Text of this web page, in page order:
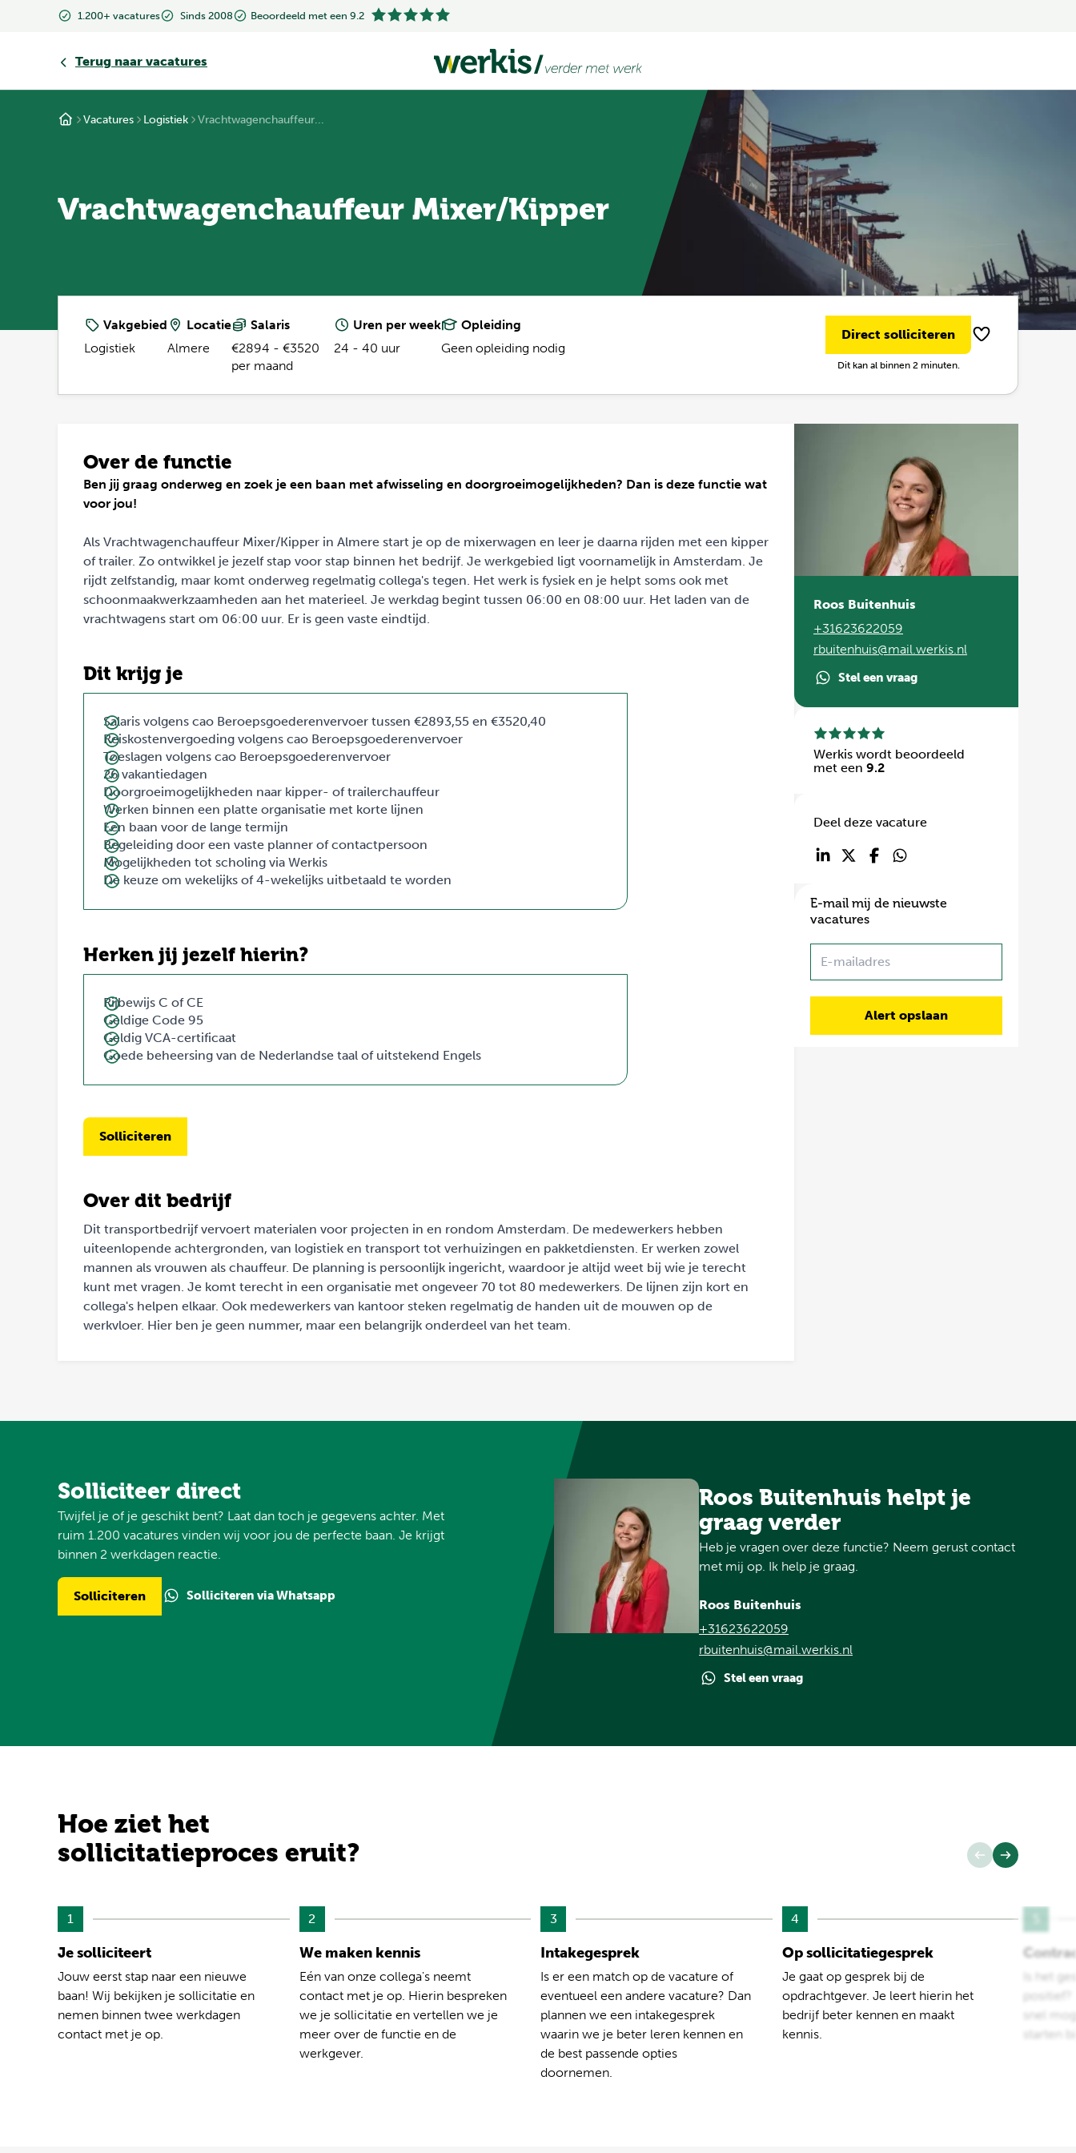
1.200+ vacatures Sinds 2008 Beoordeeld met een 9.2
Terug naar vacatures
Vacatures Logistiek Vrachtwagenchauffeur...
Vrachtwagenchauffeur Mixer/Kipper
Vakgebied
Logistiek
Locatie
Almere
Salaris
€2894 - €3520
per maand
Uren per week
24 - 40 uur
Opleiding
Geen opleiding nodig
Direct solliciteren
Dit kan al binnen 2 minuten.
Over de functie
Ben jij graag onderweg en zoek je een baan met afwisseling en doorgroeimogelijkheden? Dan is deze functie wat
voor jou!
Als Vrachtwagenchauffeur Mixer/Kipper in Almere start je op de mixerwagen en leer je daarna rijden met een kipper
of trailer. Zo ontwikkel je jezelf stap voor stap binnen het bedrijf. Je werkgebied ligt voornamelijk in Amsterdam. Je
rijdt zelfstandig, maar komt onderweg regelmatig collega's tegen. Het werk is fysiek en je helpt soms ook met
schoonmaakwerkzaamheden aan het materieel. Je werkdag begint tussen 06:00 en 08:00 uur. Het laden van de
vrachtwagens start om 06:00 uur. Er is geen vaste eindtijd.
Dit krijg je
Salaris volgens cao Beroepsgoederenvervoer tussen €2893,55 en €3520,40
Reiskostenvergoeding volgens cao Beroepsgoederenvervoer
Toeslagen volgens cao Beroepsgoederenvervoer
26 vakantiedagen
Doorgroeimogelijkheden naar kipper- of trailerchauffeur
Werken binnen een platte organisatie met korte lijnen
Een baan voor de lange termijn
Begeleiding door een vaste planner of contactpersoon
Mogelijkheden tot scholing via Werkis
De keuze om wekelijks of 4-wekelijks uitbetaald te worden
Herken jij jezelf hierin?
Rijbewijs C of CE
Geldige Code 95
Geldig VCA-certificaat
Goede beheersing van de Nederlandse taal of uitstekend Engels
Solliciteren
Over dit bedrijf
Dit transportbedrijf vervoert materialen voor projecten in en rondom Amsterdam. De medewerkers hebben
uiteenlopende achtergronden, van logistiek en transport tot verhuizingen en pakketdiensten. Er werken zowel
mannen als vrouwen als chauffeur. De planning is persoonlijk ingericht, waardoor je altijd weet bij wie je terecht
kunt met vragen. Je komt terecht in een organisatie met ongeveer 70 tot 80 medewerkers. De lijnen zijn kort en
collega's helpen elkaar. Ook medewerkers van kantoor steken regelmatig de handen uit de mouwen op de
werkvloer. Hier ben je geen nummer, maar een belangrijk onderdeel van het team.
Roos Buitenhuis
+31623622059
rbuitenhuis@mail.werkis.nl
Stel een vraag
Werkis wordt beoordeeld
met een 9.2
Deel deze vacature
E-mail mij de nieuwste
vacatures
Solliciteer direct
Twijfel je of je geschikt bent? Laat dan toch je gegevens achter. Met
ruim 1.200 vacatures vinden wij voor jou de perfecte baan. Je krijgt
binnen 2 werkdagen reactie.
Solliciteren Solliciteren via Whatsapp
Roos Buitenhuis helpt je
graag verder
Heb je vragen over deze functie? Neem gerust contact
met mij op. Ik help je graag.
Roos Buitenhuis
+31623622059
rbuitenhuis@mail.werkis.nl
Stel een vraag
Hoe ziet het
sollicitatieproces eruit?
1
Je solliciteert
Jouw eerst stap naar een nieuwe
baan! Wij bekijken je sollicitatie en
nemen binnen twee werkdagen
contact met je op.
2
We maken kennis
Eén van onze collega's neemt
contact met je op. Hierin bespreken
we je sollicitatie en vertellen we je
meer over de functie en de
werkgever.
3
Intakegesprek
Is er een match op de vacature of
eventueel een andere vacature? Dan
plannen we een intakegesprek
waarin we je beter leren kennen en
de best passende opties
doornemen.
4
Op sollicitatiegesprek
Je gaat op gesprek bij de
opdrachtgever. Je leert hierin het
bedrijf beter kennen en maakt
kennis.
Is het
snel
starten